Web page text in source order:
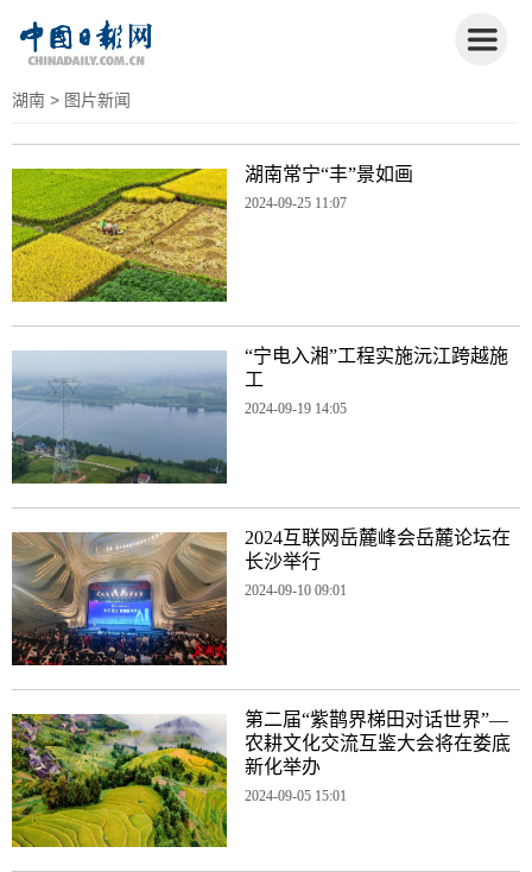
湖南 > 图片新闻
湖南常宁“丰”景如画
2024-09-25 11:07
“宁电入湘”工程实施沅江跨越施
工
2024-09-19 14:05
2024互联网岳麓峰会岳麓论坛在
长沙举行
2024-09-10 09:01
第二届“紫鹊界梯田对话世界”—
农耕文化交流互鉴大会将在娄底
新化举办
2024-09-05 15:01